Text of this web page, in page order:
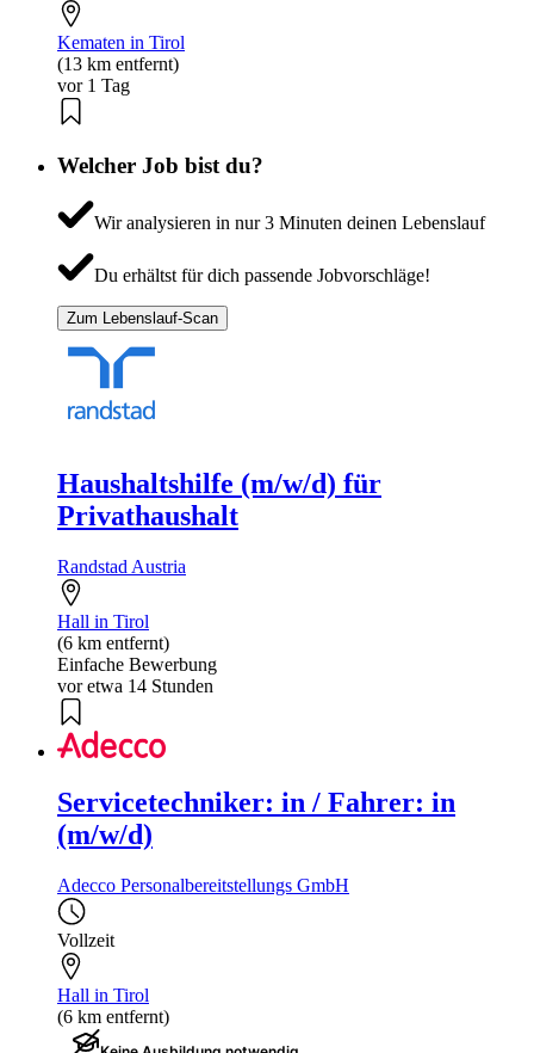
Kematen in Tirol
(13 km entfernt)
vor 1 Tag
Welcher Job bist du?
Wir analysieren in nur 3 Minuten deinen Lebenslauf
Du erhältst für dich passende Jobvorschläge!
Zum Lebenslauf-Scan
Haushaltshilfe (m/w/d) für
Privathaushalt
Randstad Austria
Hall in Tirol
(6 km entfernt)
Einfache Bewerbung
vor etwa 14 Stunden
Servicetechniker: in / Fahrer: in
(m/w/d)
Adecco Personalbereitstellungs GmbH
Vollzeit
Hall in Tirol
(6 km entfernt)